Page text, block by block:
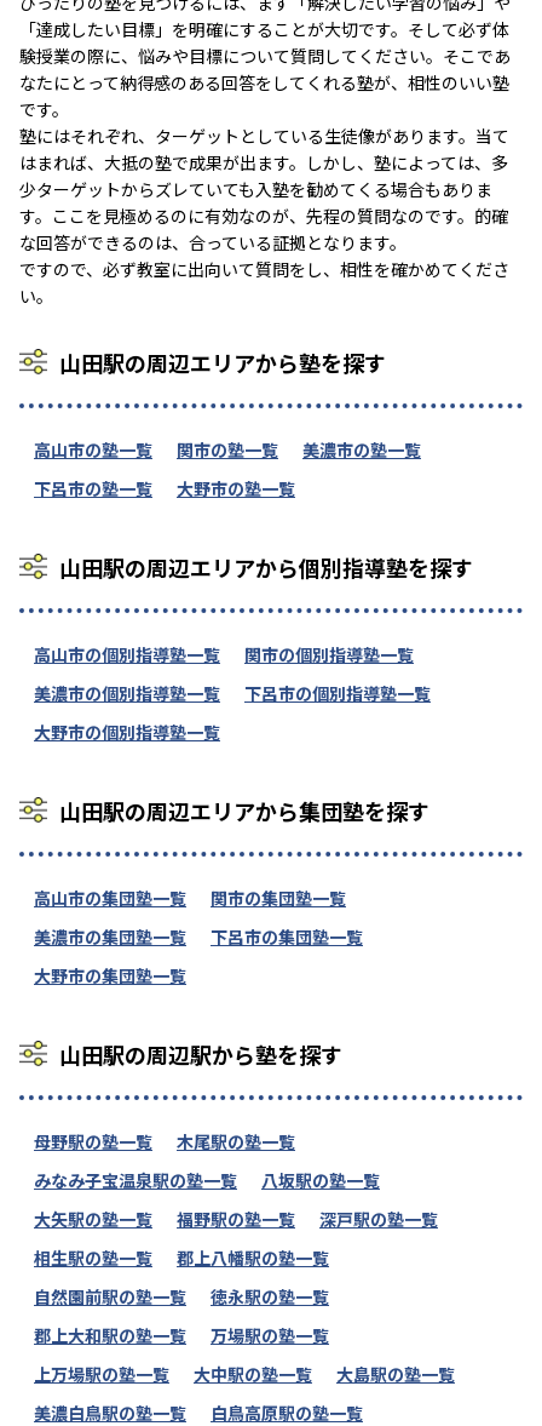
「達成したい目標」を明確にすることが大切です。そして必ず体
験授業の際に、悩みや目標について質問してください。そこであ
なたにとって納得感のある回答をしてくれる塾が、相性のいい塾
です。
塾にはそれぞれ、ターゲットとしている生徒像があります。当て
はまれば、大抵の塾で成果が出ます。しかし、塾によっては、多
少ターゲットからズレていても入塾を勧めてくる場合もありま
す。ここを見極めるのに有効なのが、先程の質問なのです。的確
な回答ができるのは、合っている証拠となります。
ですので、必ず教室に出向いて質問をし、相性を確かめてくださ
い。
山田駅の周辺エリアから塾を探す
高山市の塾一覧 関市の塾一覧
美濃市の塾一覧
下呂市の塾一覧
大野市の塾一覧
山田駅の周辺エリアから個別指導塾を探す
高山市の個別指導塾一覧
関市の個別指導塾一覧
美濃市の個別指導塾一覧
下呂市の個別指導塾一覧
大野市の個別指導塾一覧
山田駅の周辺エリアから集団塾を探す
高山市の集団塾一覧
関市の集団塾一覧
美濃市の集団塾一覧
下呂市の集団塾一覧
大野市の集団塾一覧
山田駅の周辺駅から塾を探す
母野駅の塾一覧
木尾駅の塾一覧
みなみ子宝温泉駅の塾一覧
八坂駅の塾一覧
大矢駅の塾一覧
福野駅の塾一覧
深戸駅の塾一覧
相生駅の塾一覧
郡上八幡駅の塾一覧
自然園前駅の塾一覧
徳永駅の塾一覧
郡上大和駅の塾一覧
万場駅の塾一覧
上万場駅の塾一覧
大中駅の塾一覧
大島駅の塾一覧
美濃白鳥駅の塾一覧
白鳥高原駅の塾一覧